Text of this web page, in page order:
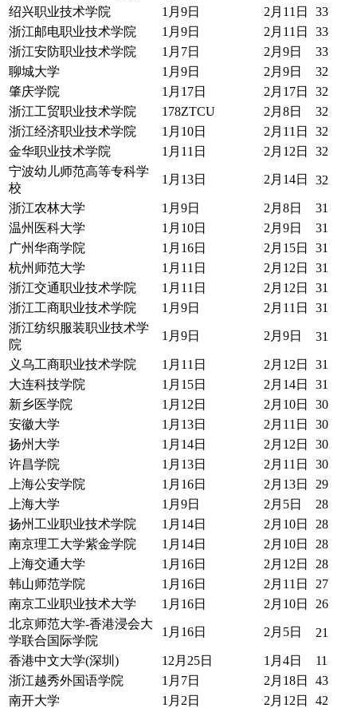
绍兴职业技术学院
1月9日 2月11日
33
浙江邮电职业技术学院
1月9日 2月11日
33
浙江安防职业技术学院
1月7日 2月9日
33
聊城大学
1月9日 2月9日
32
肇庆学院
1月17日 2月17日
32
浙江工贸职业技术学院
178ZTCU 2月8日
32
浙江经济职业技术学院
1月10日 2月11日
32
金华职业技术学院
1月11日 2月12日
32
宁波幼儿师范高等专科学
校
1月13日 2月14日 32
浙江农林大学 1月9日 2月8日
31
温州医科大学
1月10日 2月9日
31
广州华商学院
1月16日 2月15日
31
杭州师范大学
1月11日 2月12日
31
浙江交通职业技术学院
1月11日 2月12日
31
浙江工商职业技术学院
1月9日 2月11日
31
浙江纺织服装职业技术学
院
1月9日 2月9日 31
义乌工商职业技术学院 1月11日 2月12日
31
大连科技学院
1月15日 2月14日
31
新乡医学院
1月12日 2月10日
30
安徽大学
1月13日 2月11日
30
扬州大学
1月14日 2月12日
30
许昌学院
1月13日 2月11日
30
上海公安学院
1月16日 2月13日
29
上海大学
1月9日 2月5日
28
扬州工业职业技术学院
1月14日 2月10日
28
南京理工大学紫金学院
1月14日 2月10日
28
上海交通大学
1月16日 2月12日
28
韩山师范学院
1月16日 2月11日
27
南京工业职业技术大学
1月16日 2月10日
26
北京师范大学-香港浸会大
学联合国际学院
1月16日 2月5日 21
香港中文大学(深圳) 12月25日 1月4日
11
浙江越秀外国语学院
1月7日 2月18日
43
南开大学
1月2日 2月12日
42